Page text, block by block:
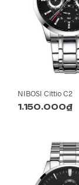
NIBOSI Cittio C2
1.150.000₫